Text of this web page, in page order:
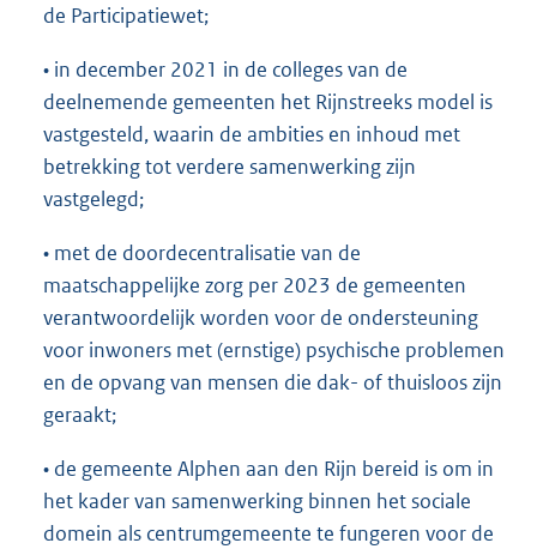
de Participatiewet;
• in december 2021 in de colleges van de
deelnemende gemeenten het Rijnstreeks model is
vastgesteld, waarin de ambities en inhoud met
betrekking tot verdere samenwerking zijn
vastgelegd;
• met de doordecentralisatie van de
maatschappelijke zorg per 2023 de gemeenten
verantwoordelijk worden voor de ondersteuning
voor inwoners met (ernstige) psychische problemen
en de opvang van mensen die dak- of thuisloos zijn
geraakt;
• de gemeente Alphen aan den Rijn bereid is om in
het kader van samenwerking binnen het sociale
domein als centrumgemeente te fungeren voor de